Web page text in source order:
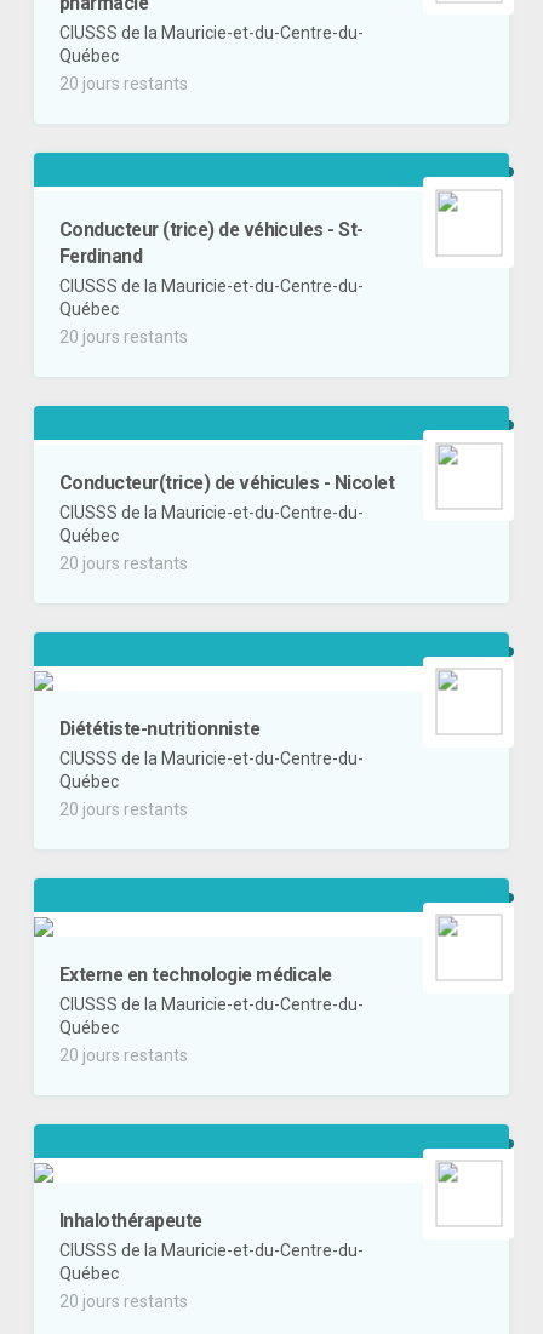
CIUSSS de la Mauricie-et-du-Centre-du-
Québec
20 jours restants
Conducteur (trice) de véhicules - St-
Ferdinand
CIUSSS de la Mauricie-et-du-Centre-du-
Québec
20 jours restants
Conducteur(trice) de véhicules - Nicolet
CIUSSS de la Mauricie-et-du-Centre-du-
Québec
20 jours restants
Diététiste-nutritionniste
CIUSSS de la Mauricie-et-du-Centre-du-
Québec
20 jours restants
Externe en technologie médicale
CIUSSS de la Mauricie-et-du-Centre-du-
Québec
20 jours restants
Inhalothérapeute
CIUSSS de la Mauricie-et-du-Centre-du-
Québec
20 jours restants